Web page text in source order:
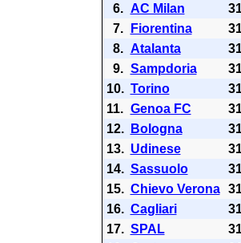
6. AC Milan
7.
Fiorentina
8. Atalanta
9. Sampdoria
10. Torino
11. Genoa FC
12.
Bologna
13. Udinese
14. Sassuolo
15. Chievo Verona
16. Cagliari
17. SPAL